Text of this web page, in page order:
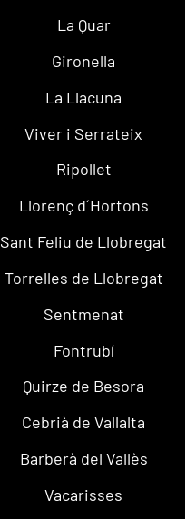
La Quar
Gironella
La Llacuna
Viver i Serrateix
Ripollet
Llorenç d´Hortons
Sant Feliu de Llobregat
Torrelles de Llobregat
Sentmenat
Fontrubí
Quirze de Besora
Cebrià de Vallalta
Barberà del Vallès
Vacarisses